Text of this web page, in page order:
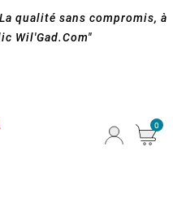
qualité sans compromis, à
Wil'Gad.Com"
0